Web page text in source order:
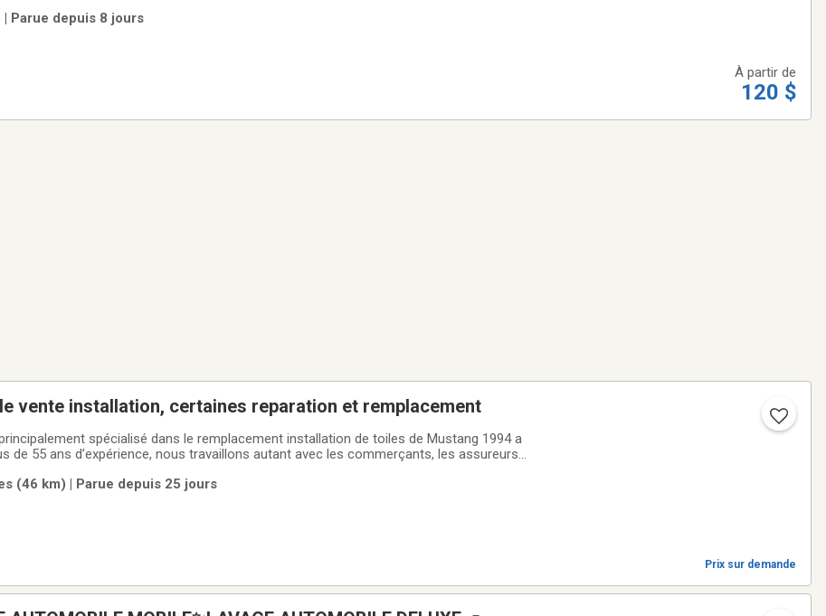
Parue depuis 8 jours
À partir de
120 $
Toit convertible vente installation, certaines reparation et remplacement
spécialisé dans le remplacement installation de toiles de Mustang 1994 a
de 55 ans d’expérience, nous travaillons autant avec les commerçants, les assureurs
(46 km) | Parue depuis 25 jours
Prix sur demande